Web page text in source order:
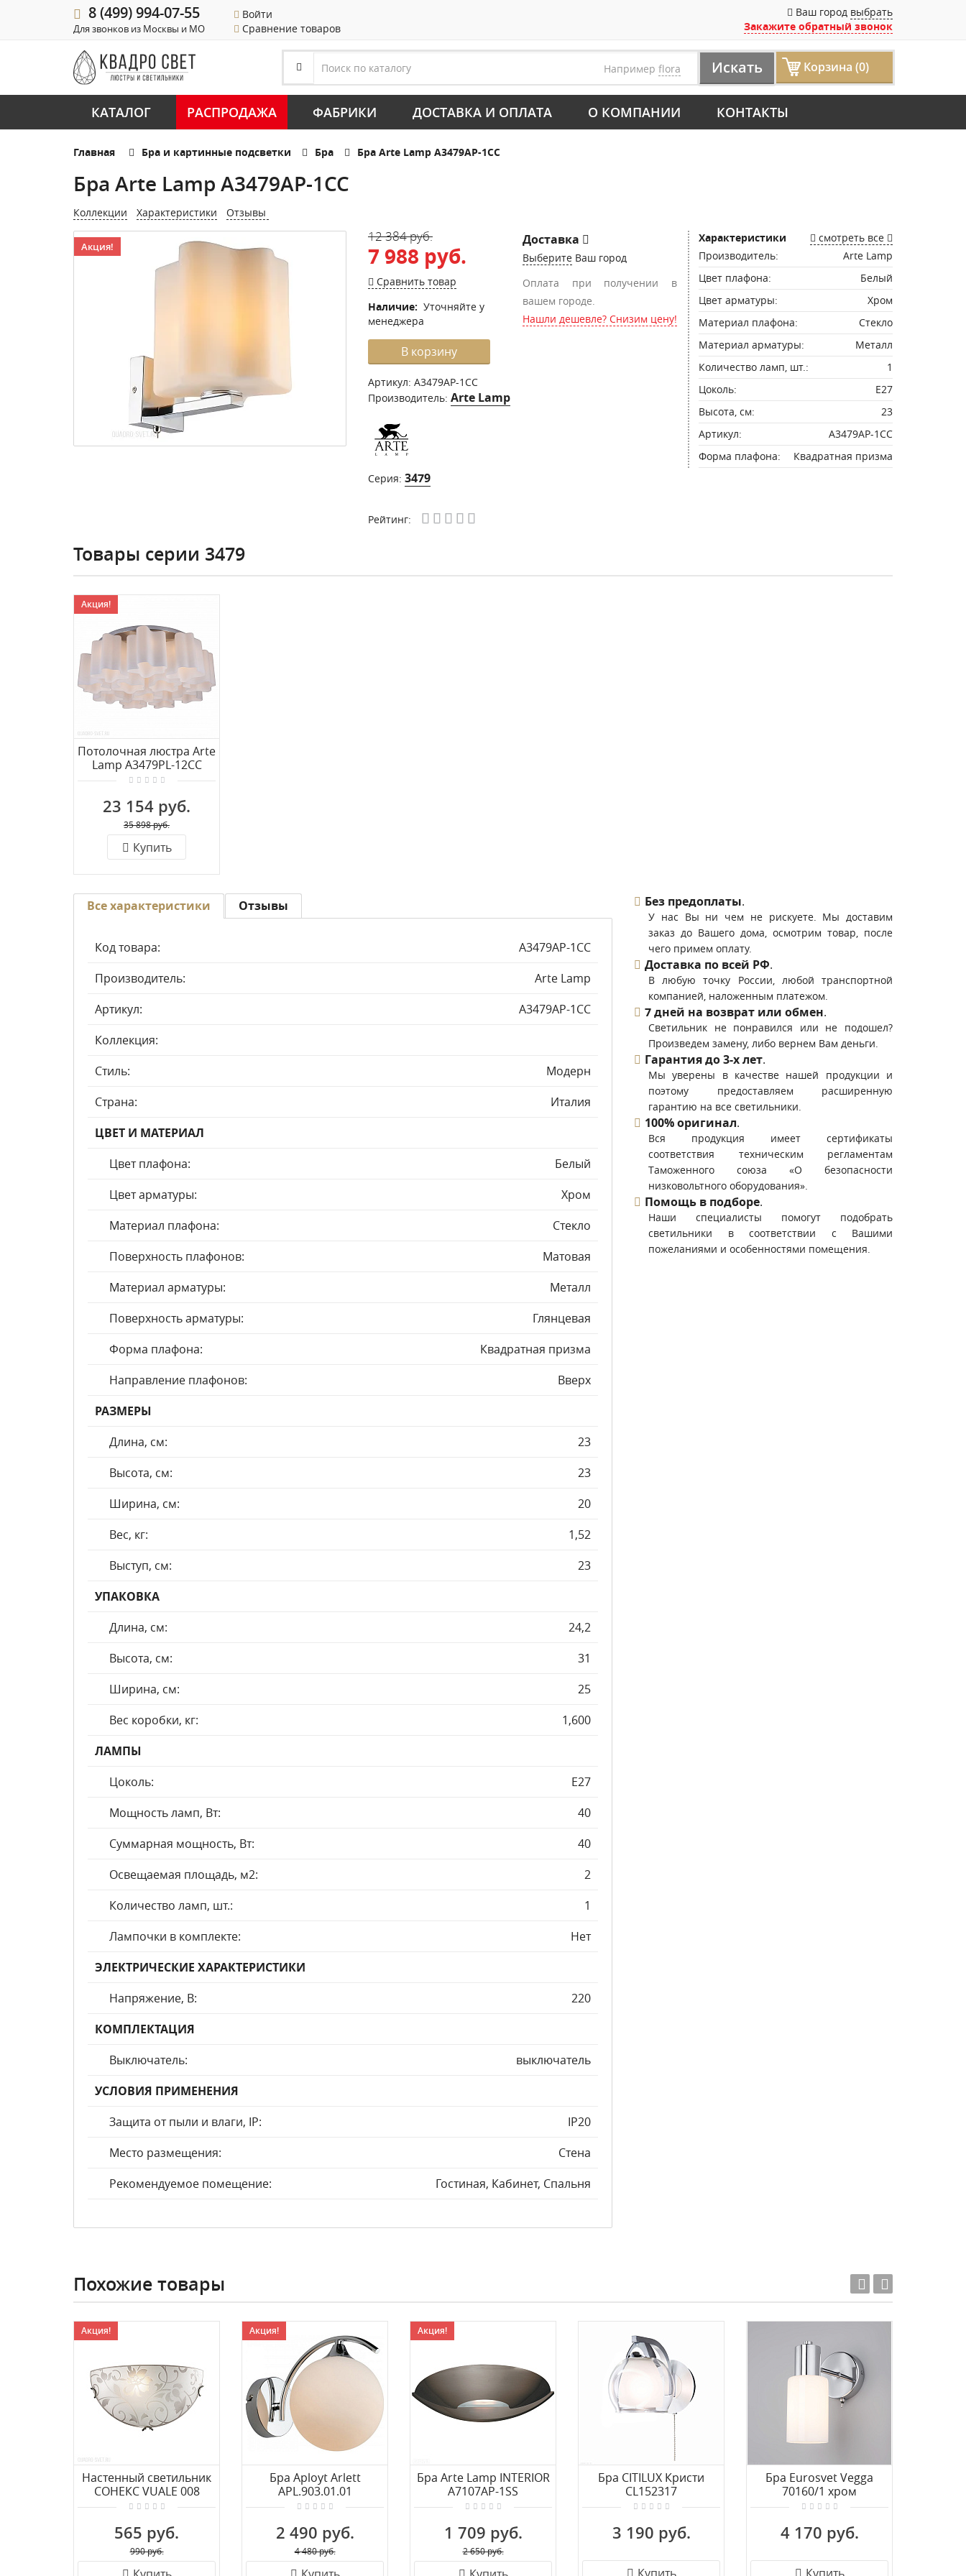
8 (499) 994-07-55
Для звонков из Москвы и МО
Войти
Сравнение товаров
Ваш город выбрать
Закажите обратный звонок
Например flora Искать Корзина (0)
КАТАЛОГ РАСПРОДАЖА ФАБРИКИ ДОСТАВКА И ОПЛАТА О КОМПАНИИ КОНТАКТЫ
Главная Бра и картинные подсветки Бра Бра Arte Lamp A3479AP-1CC
Бра Arte Lamp A3479AP-1CC
Коллекции Характеристики Отзывы
Акция!
12 384 руб.
7 988 руб.
Сравнить товар
Наличие: Уточняйте у
менеджера
В корзину
Артикул: A3479AP-1CC
Производитель: Arte Lamp
Серия: 3479
Доставка
Выберите Ваш город
Оплата при получении в
вашем городе.
Нашли дешевле? Снизим цену!
Рейтинг:
Характеристики
смотреть все
Производитель:
Arte Lamp
Цвет плафона:
Белый
Цвет арматуры:
Хром
Материал плафона:
Стекло
Материал арматуры:
Металл
Количество ламп, шт.:
1
Цоколь:
E27
Высота, см:
23
Артикул:
A3479AP-1CC
Форма плафона:
Квадратная призма
Товары серии 3479
Акция!
Потолочная люстра Arte
Lamp A3479PL-12CC
23 154 руб.
35 898 руб.
Купить
Все характеристики
Код товара:
A3479AP-1CC
Производитель:
Arte Lamp
Артикул:
A3479AP-1CC
Коллекция:
Стиль:
Модерн
Страна:
Италия
ЦВЕТ И МАТЕРИАЛ
Цвет плафона:
Белый
Цвет арматуры:
Хром
Материал плафона:
Стекло
Поверхность плафонов:
Матовая
Материал арматуры:
Металл
Поверхность арматуры:
Глянцевая
Форма плафона:
Квадратная призма
Направление плафонов:
Вверх
РАЗМЕРЫ
Длина, см:
23
Высота, см:
23
Ширина, см:
20
Вес, кг:
1,52
Выступ, см:
23
УПАКОВКА
Длина, см:
24,2
Высота, см:
31
Ширина, см:
25
Вес коробки, кг:
1,600
ЛАМПЫ
Цоколь:
E27
Мощность ламп, Вт:
40
Суммарная мощность, Вт:
40
Освещаемая площадь, м2:
2
Количество ламп, шт.:
1
Лампочки в комплекте:
Нет
ЭЛЕКТРИЧЕСКИЕ ХАРАКТЕРИСТИКИ
Напряжение, В:
220
КОМПЛЕКТАЦИЯ
Выключатель:
выключатель
УСЛОВИЯ ПРИМЕНЕНИЯ
Защита от пыли и влаги, IP:
IP20
Место размещения:
Стена
Рекомендуемое помещение:
Гостиная, Кабинет, Спальня
Отзывы Без предоплаты.
У нас Вы ни чем не рискуете. Мы доставим
заказ до Вашего дома, осмотрим товар, после
чего примем оплату.
Доставка по всей РФ.
В любую точку России, любой транспортной
компанией, наложенным платежом.
7 дней на возврат или обмен.
Светильник не понравился или не подошел?
Произведем замену, либо вернем Вам деньги.
Гарантия до 3-х лет.
Мы уверены в качестве нашей продукции и
поэтому предоставляем расширенную
гарантию на все светильники.
100% оригинал.
Вся продукция имеет сертификаты
соответствия техническим регламентам
Таможенного союза «О безопасности
низковольтного оборудования».
Помощь в подборе.
Наши специалисты помогут подобрать
светильники в соответствии с Вашими
пожеланиями и особенностями помещения.
Похожие товары
Акция!
Настенный светильник
СОНЕКС VUALE 008
565 руб.
990 руб.
Акция!
Бра Aployt Arlett
APL.903.01.01
2 490 руб.
4 480 руб.
Акция!
Бра Arte Lamp INTERIOR
A7107AP-1SS
1 709 руб.
2 650 руб.
Бра CITILUX Кристи
CL152317
3 190 руб.
Бра Eurosvet Vegga
70160/1 хром
4 170 руб.